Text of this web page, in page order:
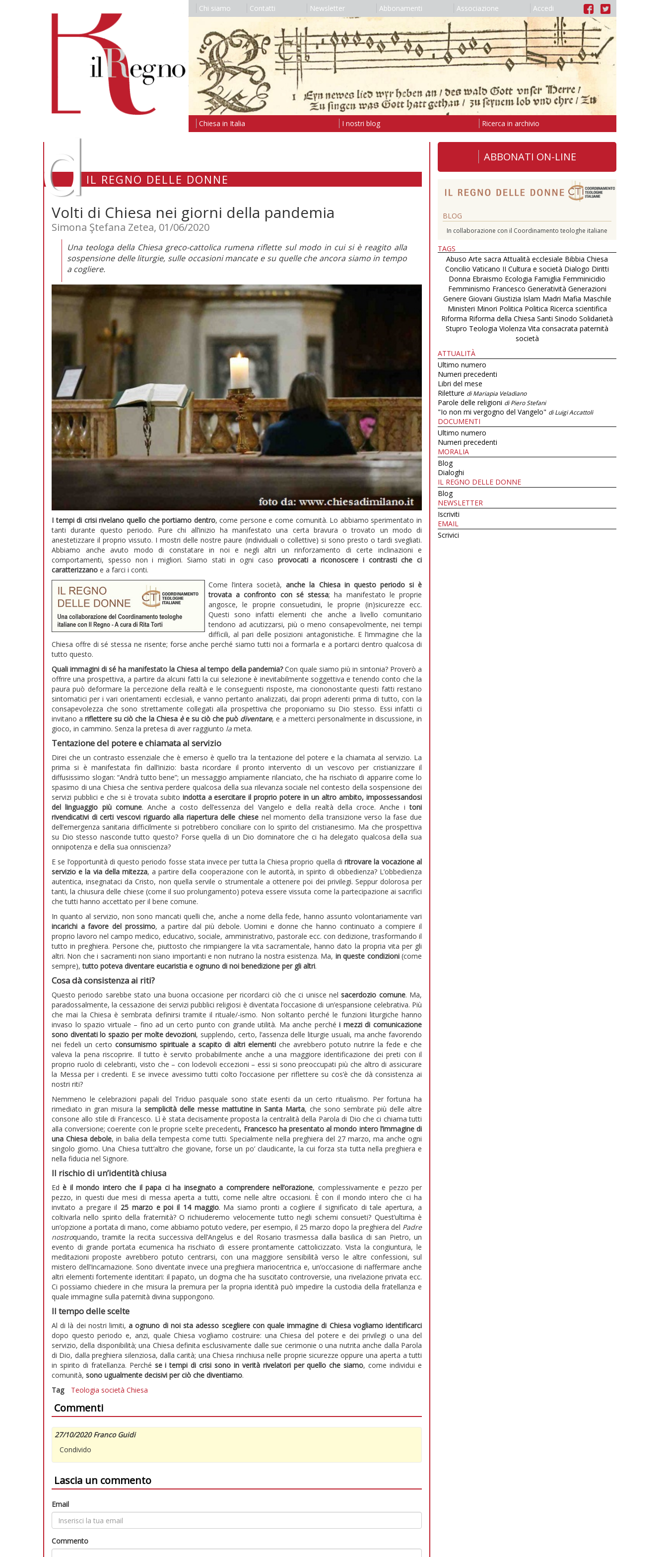
Chi siamo Contatti Newsletter Abbonamenti Associazione Accedi
Chiesa in Italia I nostri blog Ricerca in archivio
dIL REGNO DELLE DONNE
Volti di Chiesa nei giorni della pandemia
Simona Ştefana Zetea, 01/06/2020
Una teologa della Chiesa greco-cattolica rumena riflette sul modo in cui si è reagito alla
sospensione delle liturgie, sulle occasioni mancate e su quelle che ancora siamo in tempo
a cogliere.
I tempi di crisi rivelano quello che portiamo dentro, come persone e come comunità. Lo abbiamo sperimentato in
tanti durante questo periodo. Pure chi all’inizio ha manifestato una certa bravura o trovato un modo di
anestetizzare il proprio vissuto. I mostri delle nostre paure (individuali o collettive) si sono presto o tardi svegliati.
Abbiamo anche avuto modo di constatare in noi e negli altri un rinforzamento di certe inclinazioni e
comportamenti, spesso non i migliori. Siamo stati in ogni caso provocati a riconoscere i contrasti che ci
caratterizzano e a farci i conti.
Come l’intera società,anche la Chiesa in questo periodo si è
trovata a confronto con sé stessa; ha manifestato le proprie
angosce, le proprie consuetudini, le proprie (in)sicurezze ecc.
Questi sono infatti elementi che anche a livello comunitario
tendono ad acutizzarsi, più o meno consapevolmente, nei tempi
difficili, al pari delle posizioni antagonistiche. E l’immagine che la
Chiesa offre di sé stessa ne risente; forse anche perché siamo tutti noi a formarla e a portarci dentro qualcosa di
tutto questo.
Quali immagini di sé ha manifestato la Chiesa al tempo della pandemia?Con quale siamo più in sintonia? Proverò a
offrire una prospettiva, a partire da alcuni fatti la cui selezione è inevitabilmente soggettiva e tenendo conto che la
paura può deformare la percezione della realtà e le conseguenti risposte, ma ciononostante questi fatti restano
sintomatici per i vari orientamenti ecclesiali, e vanno pertanto analizzati, dai propri aderenti prima di tutto, con la
consapevolezza che sono strettamente collegati alla prospettiva che proponiamo su Dio stesso. Essi infatti ci
invitano ariflettere su ciò che la Chiesa èe su ciò che può diventare, e a metterci personalmente in discussione, in
gioco, in cammino. Senza la pretesa di aver raggiunto la meta.
Tentazione del potere e chiamata al servizio
Direi che un contrasto essenziale che è emerso è quello tra la tentazione del potere e la chiamata al servizio. La
prima si è manifestata fin dall’inizio: basta ricordare il pronto intervento di un vescovo per cristianizzare il
diffusissimo slogan: “Andrà tutto bene”; un messaggio ampiamente rilanciato, che ha rischiato di apparire come lo
spasimo di una Chiesa che sentiva perdere qualcosa della sua rilevanza sociale nel contesto della sospensione dei
servizi pubblici e che si è trovata subito indotta a esercitare il proprio potere in un altro ambito, impossessandosi
del linguaggio più comune. Anche a costo dell’essenza del Vangelo e della realtà della croce. Anche itoni
rivendicativi di certi vescovi riguardo alla riapertura delle chiese nel momento della transizione verso la fase due
dell’emergenza sanitaria difficilmente si potrebbero conciliare con lo spirito del cristianesimo. Ma che prospettiva
su Dio stesso nasconde tutto questo? Forse quella di un Dio dominatore che ci ha delegato qualcosa della sua
onnipotenza e della sua onniscienza?
E se l’opportunità di questo periodo fosse stata invece per tutta la Chiesa proprio quella diritrovare la vocazione al
servizio e la via della mitezza, a partire della cooperazione con le autorità, in spirito di obbedienza? L’obbedienza
autentica, insegnataci da Cristo, non quella servile o strumentale a ottenere poi dei privilegi. Seppur dolorosa per
tanti, la chiusura delle chiese (come il suo prolungamento) poteva essere vissuta come la partecipazione ai sacrifici
che tutti hanno accettato per il bene comune.
In quanto al servizio, non sono mancati quelli che, anche a nome della fede, hanno assunto volontariamente vari
incarichi a favore del prossimo, a partire dal più debole. Uomini e donne che hanno continuato a compiere il
proprio lavoro nel campo medico, educativo, sociale, amministrativo, pastorale ecc. con dedizione, trasformando il
tutto in preghiera. Persone che, piuttosto che rimpiangere la vita sacramentale, hanno dato la propria vita per gli
altri. Non che i sacramenti non siano importanti e non nutrano la nostra esistenza. Ma, in queste condizioni(come
sempre),tutto poteva diventare eucaristia e ognuno di noi benedizione per gli altri.
Cosa dà consistenza ai riti?
Questo periodo sarebbe stato una buona occasione per ricordarci ciò che ci unisce nelsacerdozio comune. Ma,
paradossalmente, la cessazione dei servizi pubblici religiosi è diventata l’occasione di un’espansione celebrativa. Più
che mai la Chiesa è sembrata definirsi tramite il rituale/-ismo. Non soltanto perché le funzioni liturgiche hanno
invaso lo spazio virtuale – fino ad un certo punto con grande utilità. Ma anche perchéi mezzi di comunicazione
sono diventati lo spazio per molte devozioni, supplendo, certo, l’assenza delle liturgie usuali, ma anche favorendo
nei fedeli un certo consumismo spirituale a scapito di altri elementi che avrebbero potuto nutrire la fede e che
valeva la pena riscoprire. Il tutto è servito probabilmente anche a una maggiore identificazione dei preti con il
proprio ruolo di celebranti, visto che – con lodevoli eccezioni – essi si sono preoccupati più che altro di assicurare
la Messa per i credenti. E se invece avessimo tutti colto l’occasione per riflettere su cos’è che dà consistenza ai
nostri riti?
Nemmeno le celebrazioni papali del Triduo pasquale sono state esenti da un certo ritualismo. Per fortuna ha
rimediato in gran misura la semplicità delle messe mattutine in Santa Marta, che sono sembrate più delle altre
consone allo stile di Francesco. Lì è stata decisamente proposta la centralità della Parola di Dio che ci chiama tutti
alla conversione; coerente con le proprie scelte precedenti, Francesco ha presentato al mondo intero l’immagine di
una Chiesa debole, in balia della tempesta come tutti. Specialmente nella preghiera del 27 marzo, ma anche ogni
singolo giorno. Una Chiesa tutt’altro che giovane, forse un po’ claudicante, la cui forza sta tutta nella preghiera e
nella fiducia nel Signore.
Il rischio di un’identità chiusa
Edè il mondo intero che il papa ci ha insegnato a comprendere nell’orazione, complessivamente e pezzo per
pezzo, in questi due mesi di messa aperta a tutti, come nelle altre occasioni. È con il mondo intero che ci ha
invitato a pregare il 25 marzo e poi il 14 maggio. Ma siamo pronti a cogliere il significato di tale apertura, a
coltivarla nello spirito della fraternità? O richiuderemo velocemente tutto negli schemi consueti? Quest’ultima è
un’opzione a portata di mano, come abbiamo potuto vedere, per esempio, il 25 marzo dopo la preghiera del Padre
nostroquando, tramite la recita successiva dell’Angelus e del Rosario trasmessa dalla basilica di san Pietro, un
evento di grande portata ecumenica ha rischiato di essere prontamente cattolicizzato. Vista la congiuntura, le
meditazioni proposte avrebbero potuto centrarsi, con una maggiore sensibilità verso le altre confessioni, sul
mistero dell’Incarnazione. Sono diventate invece una preghiera mariocentrica e, un’occasione di riaffermare anche
altri elementi fortemente identitari: il papato, un dogma che ha suscitato controversie, una rivelazione privata ecc.
Ci possiamo chiedere in che misura la premura per la propria identità può impedire la custodia della fratellanza e
quale immagine sulla paternità divina suppongono.
Il tempo delle scelte
Al di là dei nostri limiti,a ognuno di noi sta adesso scegliere con quale immagine di Chiesa vogliamo identificarci
dopo questo periodo e, anzi, quale Chiesa vogliamo costruire: una Chiesa del potere e dei privilegi o una del
servizio, della disponibilità; una Chiesa definita esclusivamente dalle sue cerimonie o una nutrita anche dalla Parola
di Dio, dalla preghiera silenziosa, dalla carità; una Chiesa rinchiusa nelle proprie sicurezze oppure una aperta a tutti
in spirito di fratellanza. Perché se i tempi di crisi sono in verità rivelatori per quello che siamo, come individui e
comunità, sono ugualmente decisivi per ciò che diventiamo.
Tag
Teologia società Chiesa
Commenti
27/10/2020 Franco Guidi
Condivido
Lascia un commento
Email
Commento
ABBONATI ON-LINE
BLOG
In collaborazione con il Coordinamento teologhe italiane
TAGS
Abuso Arte sacra Attualità ecclesiale Bibbia Chiesa
Concilio Vaticano II Cultura e società Dialogo Diritti
Donna Ebraismo Ecologia Famiglia Femminicidio
Femminismo Francesco Generatività Generazioni
Genere Giovani Giustizia Islam Madri Mafia Maschile
Ministeri Minori Politica Politica Ricerca scientifica
Riforma Riforma della Chiesa Santi Sinodo Solidarietà
Stupro Teologia Violenza Vita consacrata paternità
società
ATTUALITÀ
Ultimo numero
Numeri precedenti
Libri del mese
Riletture di Mariapia Veladiano
Parole delle religioni di Piero Stefani
"Io non mi vergogno del Vangelo" di Luigi Accattoli
DOCUMENTI
Ultimo numero
Numeri precedenti
MORALIA
Blog
Dialoghi
IL REGNO DELLE DONNE
Blog
NEWSLETTER
Iscriviti
EMAIL
Scrivici